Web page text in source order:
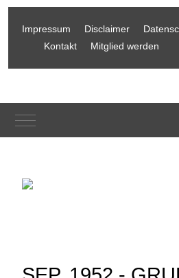
Impressum Disclaimer
Kontakt
Mitglied werden
Mobile Menu Toggle